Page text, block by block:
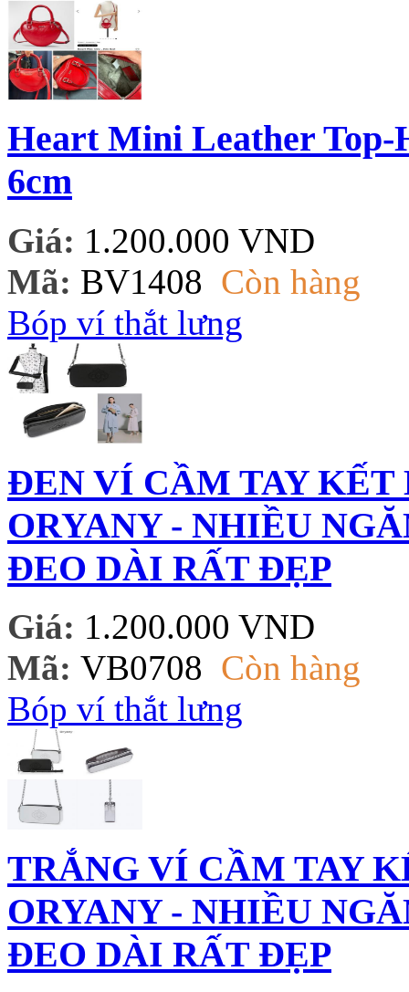
Heart Mini Leather Top-
6cm
Giá: 1.200.000 VND
Mã: BV1408 Còn hàng
Bóp ví thắt lưng
ĐEN VÍ CẦM TAY KẾT
ORYANY - NHIỀU
ĐEO DÀI RẤT ĐẸP
Giá: 1.200.000 VND
Mã: VB0708 Còn hàng
Bóp ví thắt lưng
TRẮNG VÍ CẦM TAY
ORYANY - NHIỀU
ĐEO DÀI RẤT ĐẸP